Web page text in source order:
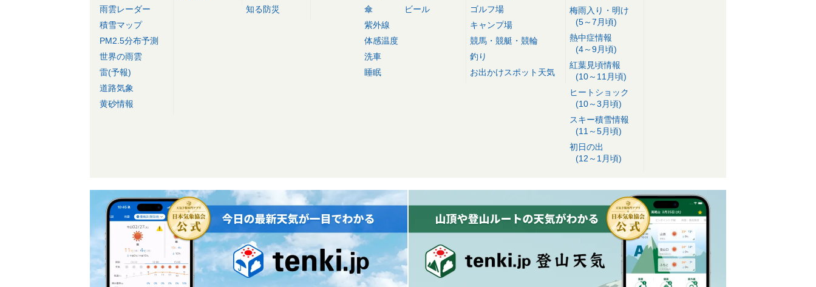
雨雲レーダー
積雪マップ
PM2.5分布予測
世界の雨雲
雷(予報)
道路気象
黄砂情報
知る防災
傘
紫外線
体感温度
洗車
睡眠
ビール
ゴルフ場
キャンプ場
競馬・競艇・競輪
釣り
お出かけスポット天気
梅雨入り・明け
(5～7月頃)
熱中症情報
(4～9月頃)
紅葉見頃情報
(10～11月頃)
ヒートショック
(10～3月頃)
スキー積雪情報
(11～5月頃)
初日の出
(12～1月頃)